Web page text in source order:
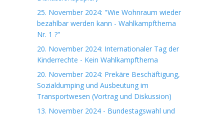
25. November 2024: "Wie Wohnraum wieder
bezahlbar werden kann - Wahlkampfthema
Nr. 1 ?"
20. November 2024: Internationaler Tag der
Kinderrechte - Kein Wahlkampfthema
20. November 2024: Prekäre Beschäftigung,
Sozialdumping und Ausbeutung im
Transportwesen (Vortrag und Diskussion)
13. November 2024 - Bundestagswahl und